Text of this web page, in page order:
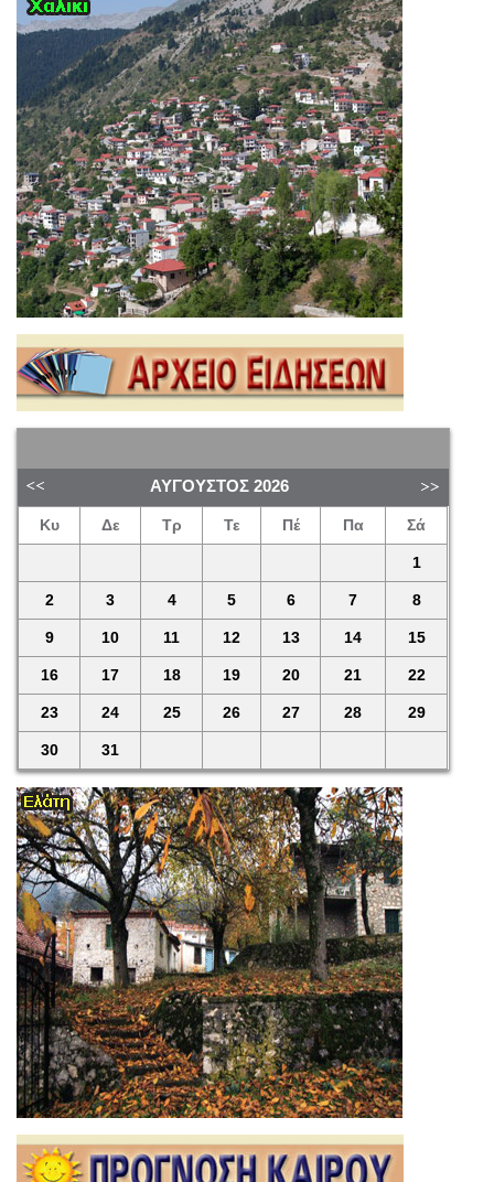
ΑΎΓΟΥΣΤΟΣ 2026
Κυ Δε Τρ Τε Πέ Πα Σά
1
2 3 4 5 6 7 8
9 10 11 12 13 14 15
16 17 18 19 20 21 22
23 24 25 26 27 28 29
30 31